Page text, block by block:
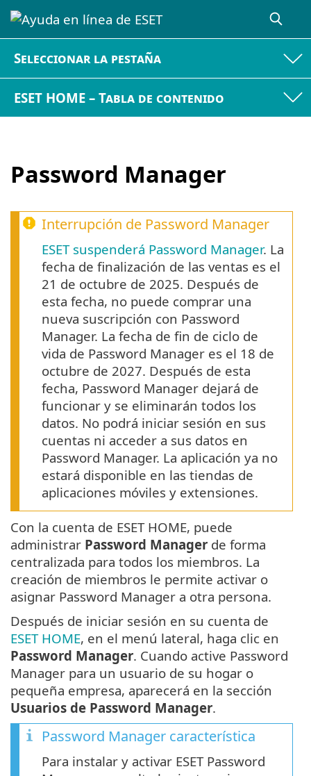
Seleccionar la pestaña
ESET HOME – Tabla de contenido
Password Manager
Interrupción de Password Manager
ESET suspenderá Password Manager. La
fecha de finalización de las ventas es el
21 de octubre de 2025. Después de
esta fecha, no puede comprar una
nueva suscripción con Password
Manager. La fecha de fin de ciclo de
vida de Password Manager es el 18 de
octubre de 2027. Después de esta
fecha, Password Manager dejará de
funcionar y se eliminarán todos los
datos. No podrá iniciar sesión en sus
cuentas ni acceder a sus datos en
Password Manager. La aplicación ya no
estará disponible en las tiendas de
aplicaciones móviles y extensiones.
Con la cuenta de ESET HOME, puede
administrar Password Manager de forma
centralizada para todos los miembros. La
creación de miembros le permite activar o
asignar Password Manager a otra persona.
Después de iniciar sesión en su cuenta de
ESET HOME, en el menú lateral, haga clic en
Password Manager. Cuando active Password
Manager para un usuario de su hogar o
pequeña empresa, aparecerá en la sección
Usuarios de Password Manager.
Password Manager característica
Para instalar y activar ESET Password